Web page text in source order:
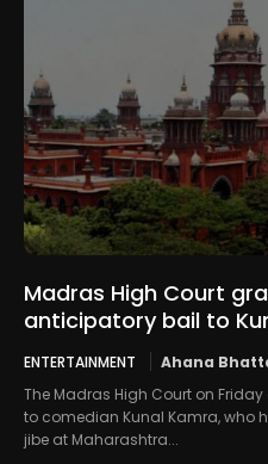
Madras High Court
anticipatory bail to
ENTERTAINMENT Ahana
The Madras High Court on
to comedian Kunal Kamra, who
jibe at Maharashtra...